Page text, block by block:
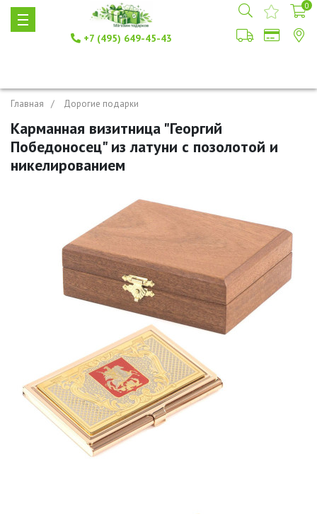
+7 (495) 649-45-43
0
Главная Дорогие подарки
Карманная визитница "Георгий
Победоносец" из латуни с позолотой и
никелированием